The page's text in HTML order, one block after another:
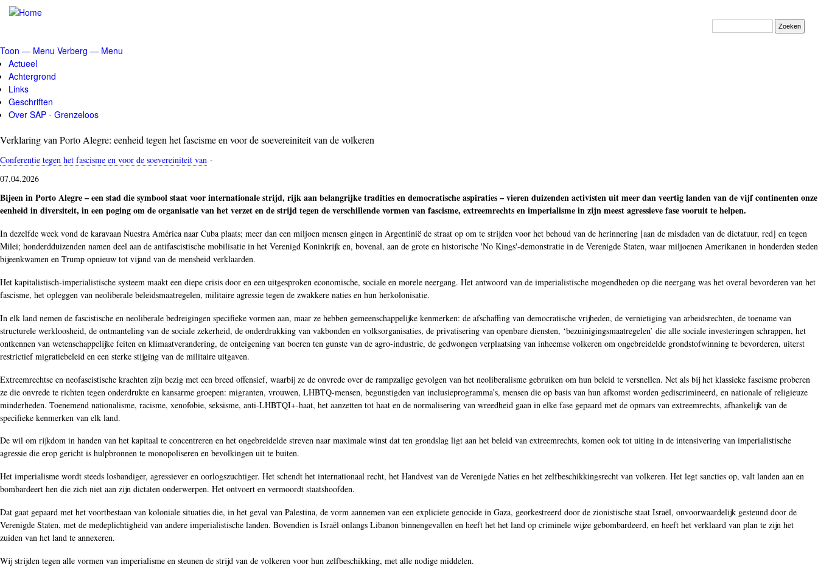
Overslaan
de
inhoud
gaan
Zoeken
Menu
Toon — Menu Verberg — Menu
Actueel
Achtergrond
Links
Geschriften
Over SAP - Grenzeloos
Verklaring van Porto Alegre: eenheid tegen het fascisme en voor de soevereiniteit van de volkeren
Conferentie tegen het fascisme en voor de soevereiniteit van -
07.04.2026
Bijeen in Porto Alegre – een stad die symbool staat voor internationale strijd, rijk aan belangrijke tradities en democratische aspiraties – vieren duizenden activisten uit meer dan veertig landen van de vijf continenten onze
eenheid in diversiteit, in een poging om de organisatie van het verzet en de strijd tegen de verschillende vormen van fascisme, extreemrechts en imperialisme in zijn meest agressieve fase vooruit te helpen.
In dezelfde week vond de karavaan Nuestra América naar Cuba plaats; meer dan een miljoen mensen gingen in Argentinië de straat op om te strijden voor het behoud van de herinnering [aan de misdaden van de dictatuur, red] en tegen
Milei; honderdduizenden namen deel aan de antifascistische mobilisatie in het Verenigd Koninkrijk en, bovenal, aan de grote en historische 'No Kings'-demonstratie in de Verenigde Staten, waar miljoenen Amerikanen in honderden steden
bijeenkwamen en Trump opnieuw tot vijand van de mensheid verklaarden.
Het kapitalistisch-imperialistische systeem maakt een diepe crisis door en een uitgesproken economische, sociale en morele neergang. Het antwoord van de imperialistische mogendheden op die neergang was het overal bevorderen van het
fascisme, het opleggen van neoliberale beleidsmaatregelen, militaire agressie tegen de zwakkere naties en hun herkolonisatie.
In elk land nemen de fascistische en neoliberale bedreigingen specifieke vormen aan, maar ze hebben gemeenschappelijke kenmerken: de afschaffing van democratische vrijheden, de vernietiging van arbeidsrechten, de toename van
structurele werkloosheid, de ontmanteling van de sociale zekerheid, de onderdrukking van vakbonden en volksorganisaties, de privatisering van openbare diensten, ‘bezuinigingsmaatregelen’ die alle sociale investeringen schrappen, het
ontkennen van wetenschappelijke feiten en klimaatverandering, de onteigening van boeren ten gunste van de agro-industrie, de gedwongen verplaatsing van inheemse volkeren om ongebreidelde grondstofwinning te bevorderen, uiterst
restrictief migratiebeleid en een sterke stijging van de militaire uitgaven.
Extreemrechtse en neofascistische krachten zijn bezig met een breed offensief, waarbij ze de onvrede over de rampzalige gevolgen van het neoliberalisme gebruiken om hun beleid te versnellen. Net als bij het klassieke fascisme proberen
ze die onvrede te richten tegen onderdrukte en kansarme groepen: migranten, vrouwen, LHBTQ-mensen, begunstigden van inclusieprogramma’s, mensen die op basis van hun afkomst worden gediscrimineerd, en nationale of religieuze
minderheden. Toenemend nationalisme, racisme, xenofobie, seksisme, anti-LHBTQI+-haat, het aanzetten tot haat en de normalisering van wreedheid gaan in elke fase gepaard met de opmars van extreemrechts, afhankelijk van de
specifieke kenmerken van elk land.
De wil om rijkdom in handen van het kapitaal te concentreren en het ongebreidelde streven naar maximale winst dat ten grondslag ligt aan het beleid van extreemrechts, komen ook tot uiting in de intensivering van imperialistische
agressie die erop gericht is hulpbronnen te monopoliseren en bevolkingen uit te buiten.
Het imperialisme wordt steeds losbandiger, agressiever en oorlogszuchtiger. Het schendt het internationaal recht, het Handvest van de Verenigde Naties en het zelfbeschikkingsrecht van volkeren. Het legt sancties op, valt landen aan en
bombardeert hen die zich niet aan zijn dictaten onderwerpen. Het ontvoert en vermoordt staatshoofden.
Dat gaat gepaard met het voortbestaan van koloniale situaties die, in het geval van Palestina, de vorm aannemen van een expliciete genocide in Gaza, georkestreerd door de zionistische staat Israël, onvoorwaardelijk gesteund door de
Verenigde Staten, met de medeplichtigheid van andere imperialistische landen. Bovendien is Israël onlangs Libanon binnengevallen en heeft het het land op criminele wijze gebombardeerd, en heeft het verklaard van plan te zijn het
zuiden van het land te annexeren.
Wij strijden tegen alle vormen van imperialisme en steunen de strijd van de volkeren voor hun zelfbeschikking, met alle nodige middelen.